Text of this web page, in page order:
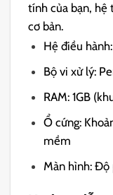
tính của bạn, hệ
cơ bản.
Hệ điều
Bộ vi xử lý:
RAM: 1GB
Ổ cứng:
mềm
Màn hình: Độ